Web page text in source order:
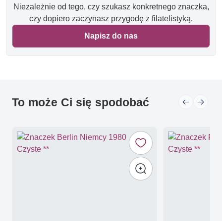
Niezależnie od tego, czy szukasz konkretnego znaczka,
czy dopiero zaczynasz przygodę z filatelistyką.
Napisz do nas
To może Ci się spodobać